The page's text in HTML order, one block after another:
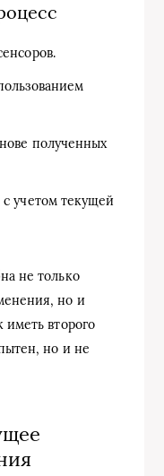
полученных
учетом текущей
не только
но и
иметь второго
но и не